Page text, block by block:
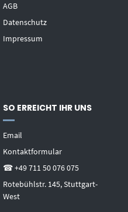
AGB
Datenschutz
Impressum
SO ERREICHT IHR UNS
Email
Kontaktformular
☎ +49 711 50 076 075
Rotebühlstr. 145, Stuttgart-
West